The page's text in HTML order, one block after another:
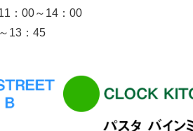
：00～14：00
13：45